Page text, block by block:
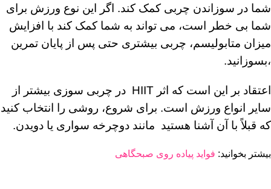
شما در سوزاندن چربی کمک کند. اگر این نوع ورزش برای
شما بی خطر است، می تواند به شما کمک کند با افزایش
میزان متابولیسم، چربی بیشتری حتی پس از پایان تمرین
،بسوزانید.
اعتقاد بر این است که اثر HIIT در چربی سوزی بیشتر از
سایر انواع ورزش است. برای شروع، روشی را انتخاب کنید
که قبلاً با آن آشنا هستید مانند دوچرخه سواری یا دویدن.
بیشتر بخوانید: فواید پیاده روی صبحگاهی